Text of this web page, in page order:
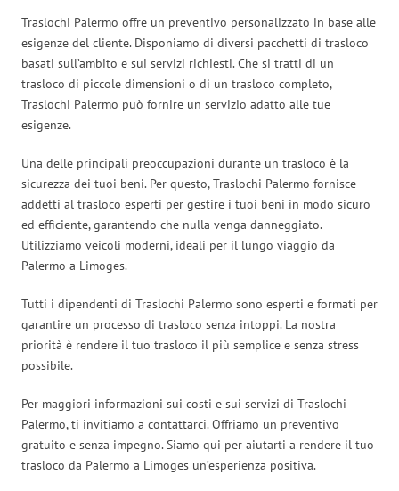
Traslochi Palermo offre un preventivo personalizzato in base alle
esigenze del cliente. Disponiamo di diversi pacchetti di trasloco
basati sull’ambito e sui servizi richiesti. Che si tratti di un
trasloco di piccole dimensioni o di un trasloco completo,
Traslochi Palermo può fornire un servizio adatto alle tue
esigenze.
Una delle principali preoccupazioni durante un trasloco è la
sicurezza dei tuoi beni. Per questo, Traslochi Palermo fornisce
addetti al trasloco esperti per gestire i tuoi beni in modo sicuro
ed efficiente, garantendo che nulla venga danneggiato.
Utilizziamo veicoli moderni, ideali per il lungo viaggio da
Palermo a Limoges.
Tutti i dipendenti di Traslochi Palermo sono esperti e formati per
garantire un processo di trasloco senza intoppi. La nostra
priorità è rendere il tuo trasloco il più semplice e senza stress
possibile.
Per maggiori informazioni sui costi e sui servizi di Traslochi
Palermo, ti invitiamo a contattarci. Offriamo un preventivo
gratuito e senza impegno. Siamo qui per aiutarti a rendere il tuo
trasloco da Palermo a Limoges un’esperienza positiva.